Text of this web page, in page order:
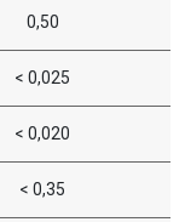
0,50
< 0,025
< 0,020
< 0,35